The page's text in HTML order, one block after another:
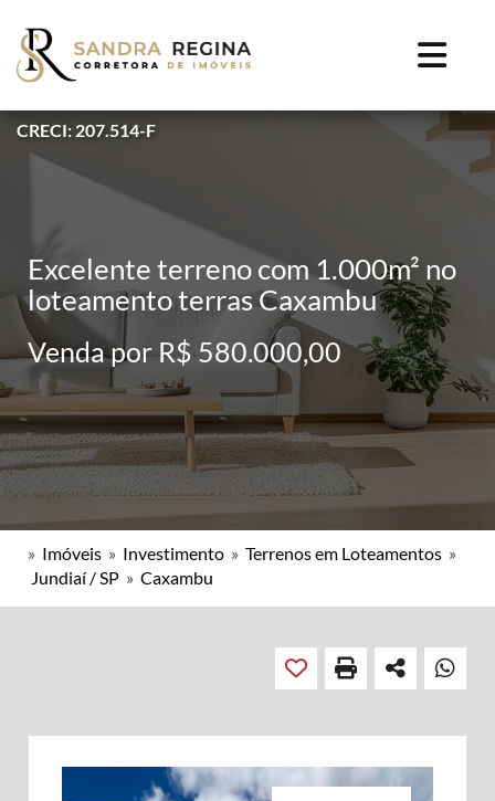
CRECI: 207.514-F
Excelente terreno com 1.000m² no
loteamento terras Caxambu
Venda por R$ 580.000,00
» Imóveis » Investimento » Terrenos em Loteamentos »
Jundiaí / SP » Caxambu